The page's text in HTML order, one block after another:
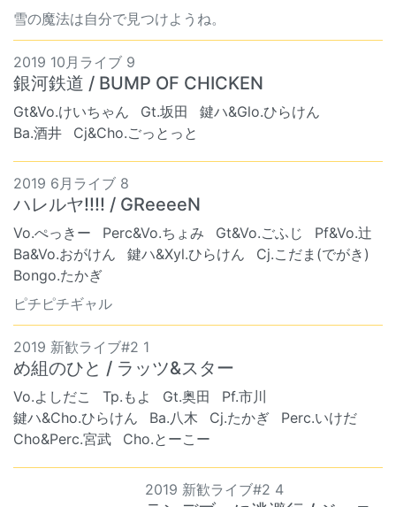
雪の魔法は自分で見つけようね。
2019 10月ライブ 9
銀河鉄道 / BUMP OF CHICKEN
Gt&Vo.けいちゃん Gt.坂田
鍵ハ&Glo.ひらけん
Ba.酒井
Cj&Cho.ごっとっと
2019 6月ライブ 8
ハレルヤ!!!! / GReeeeN
Vo.ぺっきー Perc&Vo.ちょみ Gt&Vo.ごふじ
Pf&Vo.辻
Ba&Vo.おがけん
鍵ハ&Xyl.ひらけん
Cj.こだま(でがき)
Bongo.たかぎ
ピチピチギャル
2019 新歓ライブ#2 1
め組のひと / ラッツ&スター
Vo.よしだこ Tp.もよ Gt.奥田
Pf.市川
鍵ハ&Cho.ひらけん
Ba.八木 Cj.たかぎ
Perc.いけだ
Cho&Perc.宮武
Cho.とーこー
2019 新歓ライブ#2 4